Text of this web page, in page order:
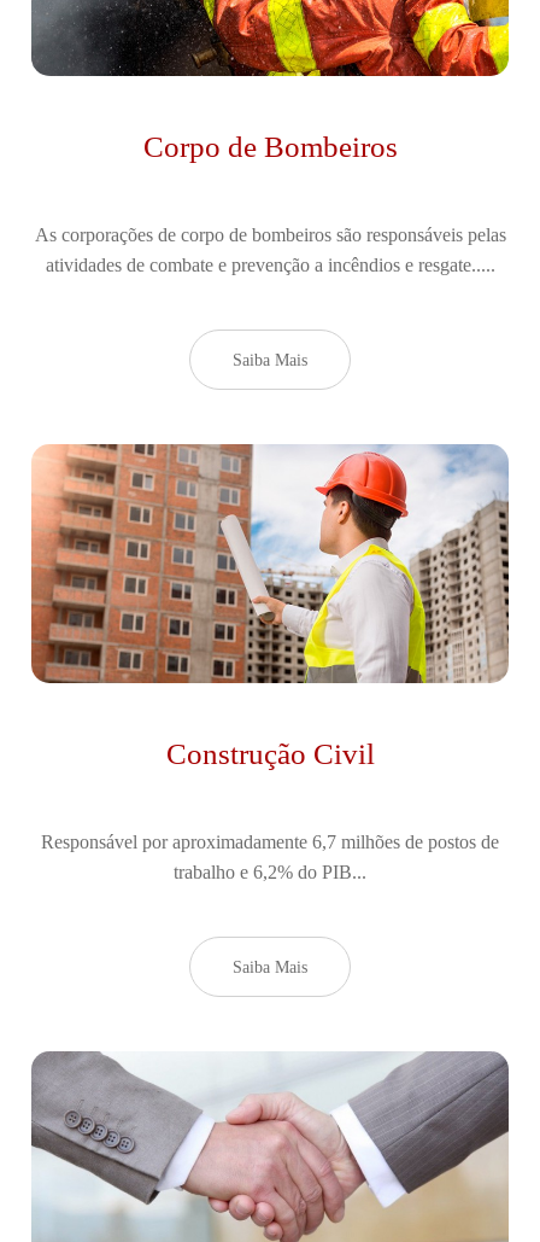
Corpo de Bombeiros
As corporações de corpo de bombeiros são responsáveis pelas
atividades de combate e prevenção a incêndios e resgate.....
Saiba Mais
Construção Civil
Responsável por aproximadamente 6,7 milhões de postos de
trabalho e 6,2% do PIB...
Saiba Mais